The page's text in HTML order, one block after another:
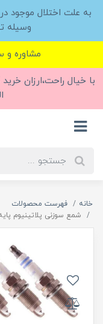
به علت اختلال موجود
وسیله
مشاوره و
با خیال راحت،ارزان
خانه
فهرست محصولات
شمع سوزنی پلاتینیوم پایه